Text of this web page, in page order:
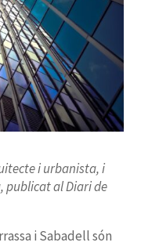
i urbanista, i
publicat al Diari de
i Sabadell són